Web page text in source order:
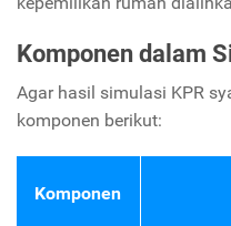
Komponen dalam
Agar hasil simulasi KPR
komponen berikut:
Komponen